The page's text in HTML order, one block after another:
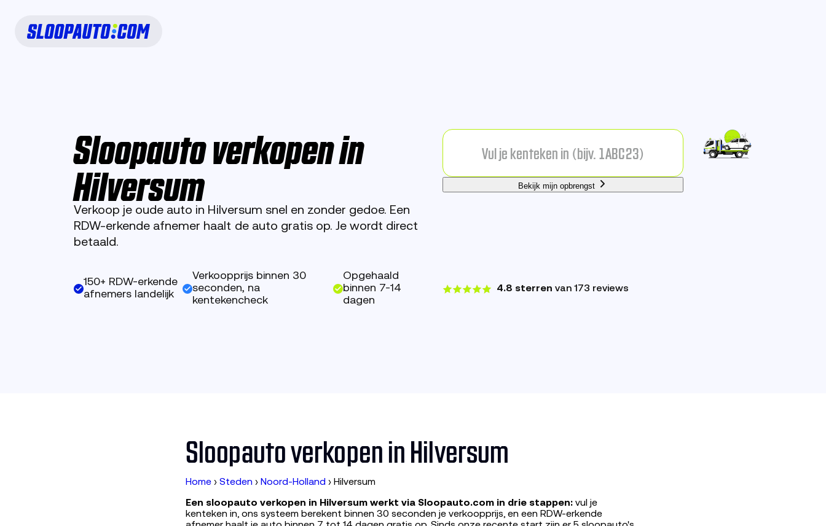
Sloopauto verkopen in
Hilversum
Verkoop je oude auto in Hilversum snel en zonder gedoe. Een
RDW-erkende afnemer haalt de auto gratis op. Je wordt direct
betaald.
Bekijk mijn opbrengst
150+ RDW-erkende
afnemers landelijk
Verkoopprijs binnen 30
seconden, na
kentekencheck
Opgehaald
binnen 7-14
dagen
4.8 sterren van 173 reviews
Sloopauto verkopen in Hilversum
Home › Steden › Noord-Holland › Hilversum
Een sloopauto verkopen in Hilversum werkt via Sloopauto.com in drie stappen: vul je
kenteken in, ons systeem berekent binnen 30 seconden je verkoopprijs, en een RDW-erkende